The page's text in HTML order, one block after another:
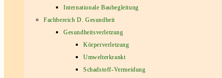
Internationale Baubegleitung
Fachbereich D. Gesundheit
Gesundheitsverletzung
Körperverletzung
Umwelterkrankt
Schadstoff-Vermeidung